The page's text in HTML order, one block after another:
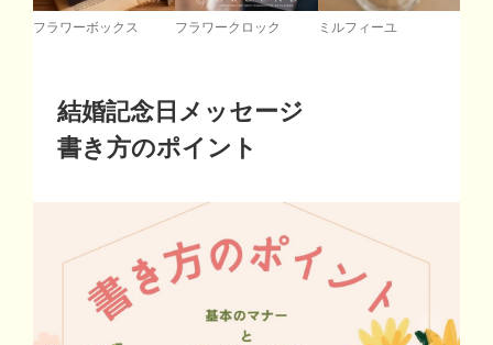
フラワーボックス フラワークロック ミルフィーユ
結婚記念日メッセージ
書き方のポイント